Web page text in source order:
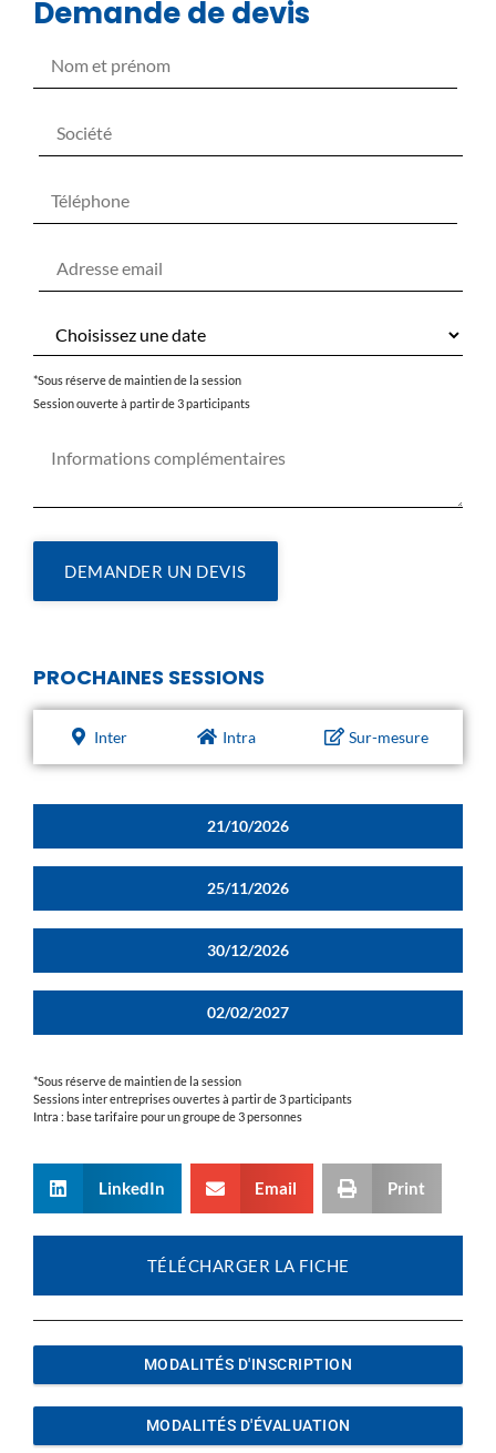
Demande de devis
*Sous réserve de maintien de la session
Session ouverte à partir de 3 participants
DEMANDER UN DEVIS
PROCHAINES SESSIONS
Inter Intra Sur-mesure
21/10/2026
25/11/2026
30/12/2026
02/02/2027
*Sous réserve de maintien de la session
Sessions inter entreprises ouvertes à partir de 3 participants
Intra : base tarifaire pour un groupe de 3 personnes
LinkedIn Email Print
TÉLÉCHARGER LA FICHE
MODALITÉS D'INSCRIPTION
MODALITÉS D'ÉVALUATION